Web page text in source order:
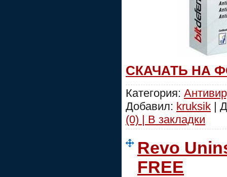
СКАЧАТЬ НА
Категория:
Добавил: kruksik |
(0) | В закладки
Revo
FREE